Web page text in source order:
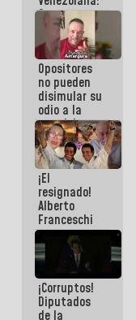
Son unos
inmorales,
ni una
botella de
agua han
llevado
Opositores
no pueden
disimular su
odio a la
paz del
pueblo
¡El
resignado!
Alberto
Franceschi
muestra su
frustración
ante
burguesía
de siempre
¡Corruptos!
Diputados
de la